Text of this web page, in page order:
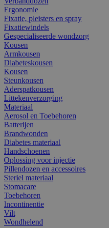
Ergonomie
Fixatie, pleisters en spray
Fixatiewindels
Gespecialiseerde wondzorg
Kousen
Armkousen
Diabeteskousen
Kousen
Steunkousen
Aderspatkousen
Littekenverzorging
Materiaal
Aerosol en Toebehoren
Batterijen
Brandwonden
Diabetes materiaal
Handschoenen
Oplossing voor injectie
Pillendozen en accessoires
Steriel materiaal
Stomacare
Toebehoren
Incontinentie
Vilt
Wondhelend